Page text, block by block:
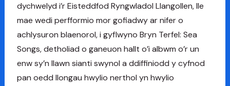
dychwelyd i’r Eisteddfod Ryngwladol Llangollen, lle
mae wedi perfformio mor gofiadwy ar nifer o
achlysuron blaenorol, i gyflwyno Bryn Terfel: Sea
Songs, detholiad o ganeuon hallt o’i albwm o’r un
enw sy’n llawn sianti swynol a ddiffiniodd y cyfnod
pan oedd llongau hwylio nerthol yn hwylio